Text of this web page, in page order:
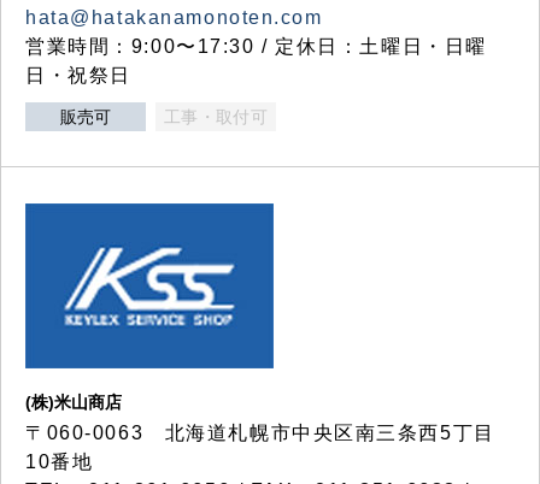
hata@hatakanamonoten.com
営業時間：9:00〜17:30 / 定休日：土曜日・日曜
日・祝祭日
販売可 工事・取付可
(株)米山商店
〒060-0063 北海道札幌市中央区南三条西5丁目
10番地